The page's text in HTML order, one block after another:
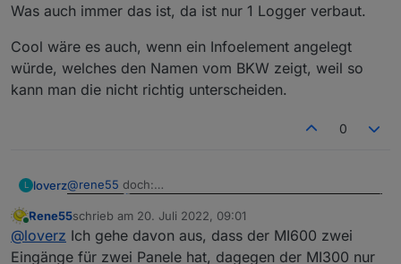
Was auch immer das ist, da ist nur 1 Logger verbaut.
Cool wäre es auch, wenn ein Infoelement angelegt
würde, welches den Namen vom BKW zeigt, weil so
kann man die nicht richtig unterscheiden.
0
L loverz@rene55 doch:
hier ist aber interessant, dass ich DP1 und DP2 habe, die
zusammen etwa die Gesamtleistung ergeben.
Was auch immer das ist, da ist nur 1 Logger verbaut.
Cool wäre es auch, wenn ein Infoelement angelegt
Online
Rene55schrieb am 20. Juli 2022, 09:01
zuletzt editiert von
@loverz Ich gehe davon aus, dass der MI600 zwei
Eingänge für zwei Panele hat, dagegen der MI300 nur